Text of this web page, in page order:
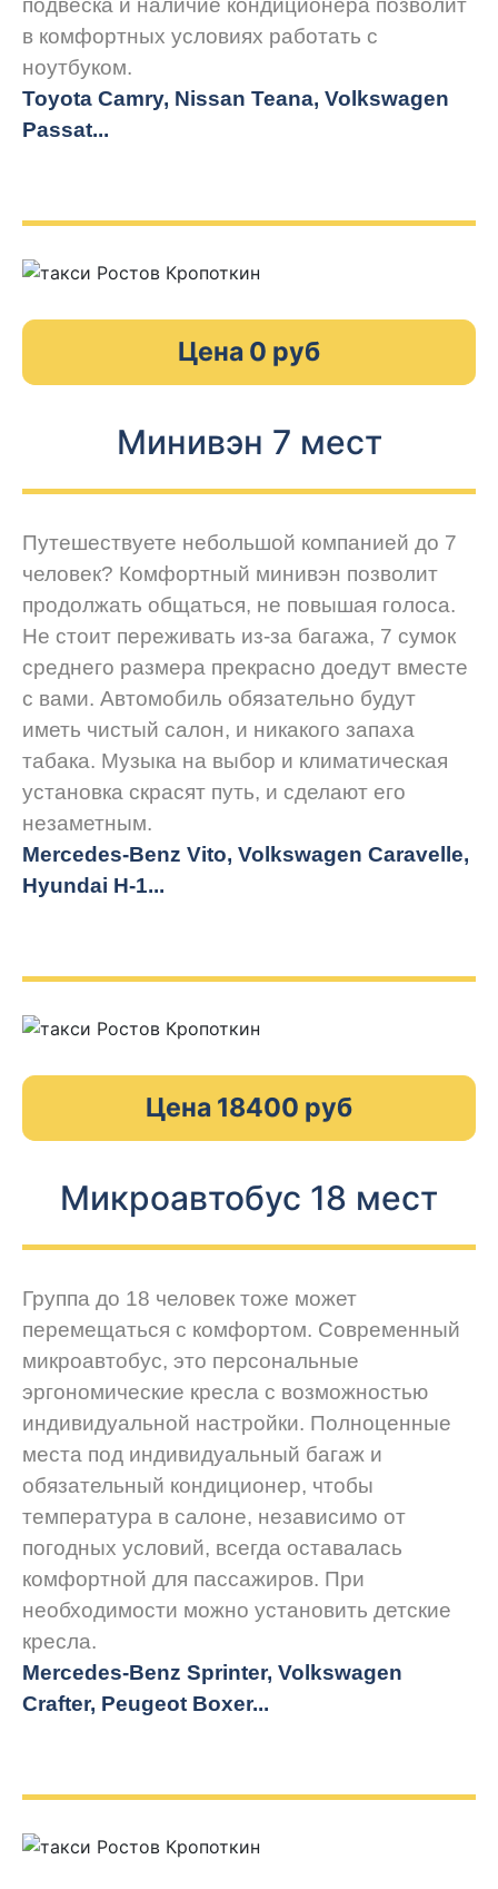
в комфортных условиях работать с
ноутбуком.
Toyota Camry, Nissan Teana, Volkswagen
Passat...
Цена 0 руб
Минивэн 7 мест
Путешествуете небольшой компанией до 7
человек? Комфортный минивэн позволит
продолжать общаться, не повышая голоса.
Не стоит переживать из-за багажа, 7 сумок
среднего размера прекрасно доедут вместе
с вами. Автомобиль обязательно будут
иметь чистый салон, и никакого запаха
табака. Музыка на выбор и климатическая
установка скрасят путь, и сделают его
незаметным.
Mercedes-Benz Vito, Volkswagen Caravelle,
Hyundai H-1...
Цена 18400 руб
Микроавтобус 18 мест
Группа до 18 человек тоже может
перемещаться с комфортом. Современный
микроавтобус, это персональные
эргономические кресла с возможностью
индивидуальной настройки. Полноценные
места под индивидуальный багаж и
обязательный кондиционер, чтобы
температура в салоне, независимо от
погодных условий, всегда оставалась
комфортной для пассажиров. При
необходимости можно установить детские
кресла.
Mercedes-Benz Sprinter, Volkswagen
Crafter, Peugeot Boxer...